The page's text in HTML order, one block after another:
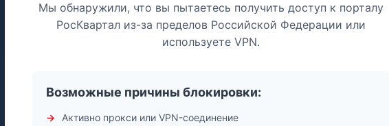
Мы обнаружили, что вы пытаетесь получить доступ к порталу
РосКвартал из-за пределов Российской Федерации или
используете VPN.
Возможные причины блокировки:
Активно прокси или VPN-соединение